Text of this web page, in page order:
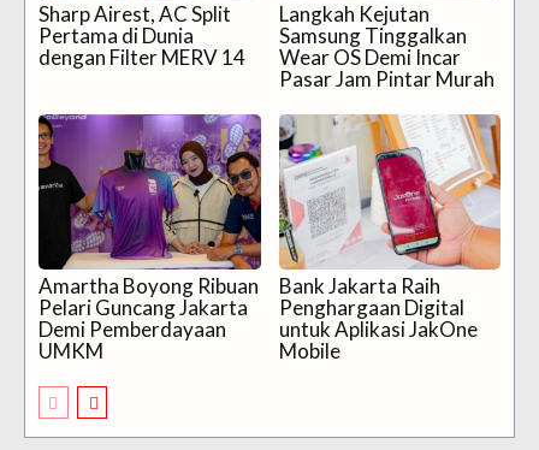
Sharp Airest, AC Split
Pertama di Dunia
dengan Filter MERV 14
Langkah Kejutan
Samsung Tinggalkan
Wear OS Demi Incar
Pasar Jam Pintar Murah
Amartha Boyong Ribuan
Pelari Guncang Jakarta
Demi Pemberdayaan
UMKM
Bank Jakarta Raih
Penghargaan Digital
untuk Aplikasi JakOne
Mobile